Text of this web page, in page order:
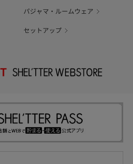
パジャマ・ルームウェア
セットアップ